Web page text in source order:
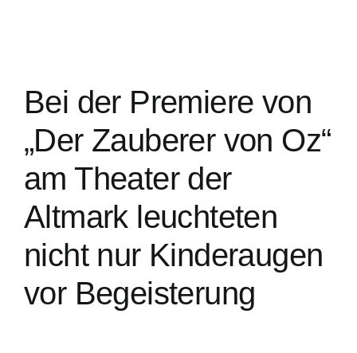
Bei der Premiere von
„Der Zauberer von Oz“
am Theater der
Altmark leuchteten
nicht nur Kinderaugen
vor Begeisterung